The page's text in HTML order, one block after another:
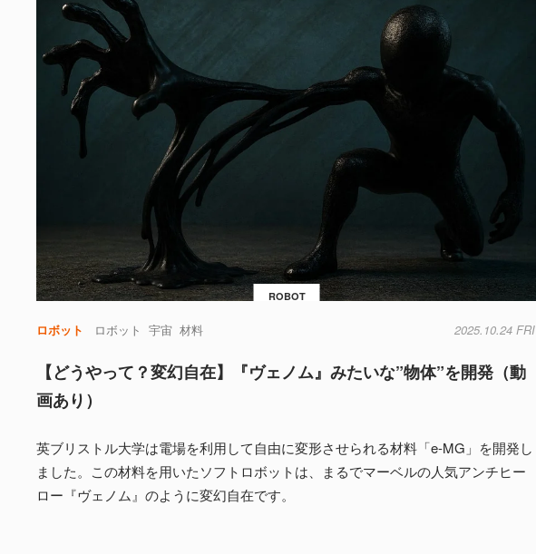
ROBOT
ロボット ロボット 宇宙 材料 2025.10.24 FRI
【どうやって？変幻自在】『ヴェノム』みたいな”物体”を開発（動
画あり）
英ブリストル大学は電場を利用して自由に変形させられる材料「e-MG」を開発し
ました。この材料を用いたソフトロボットは、まるでマーベルの人気アンチヒー
ロー『ヴェノム』のように変幻自在です。